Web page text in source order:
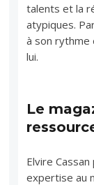
talents et la
atypiques.
à son rythme
lui.
Le
Elvire
expertise au